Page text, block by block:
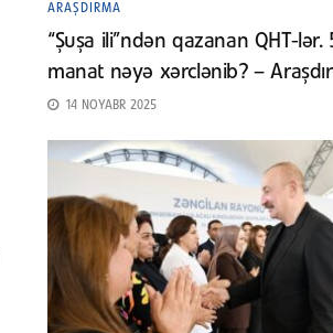
ARAŞDIRMA
“Şuşa ili”ndən qazanan QHT-lər.
manat nəyə xərclənib? –
14 NOYABR 2025